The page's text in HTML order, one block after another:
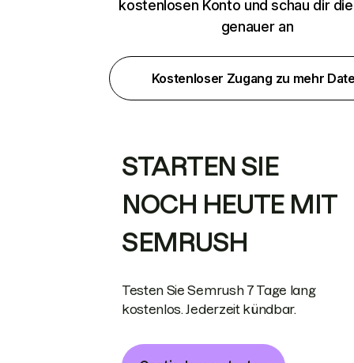
kostenlosen Konto und schau dir
genauer an
Kostenloser Zugang zu mehr
STARTEN SIE
NOCH HEUTE MIT
SEMRUSH
Testen Sie Semrush 7 Tage lang
kostenlos. Jederzeit kündbar.